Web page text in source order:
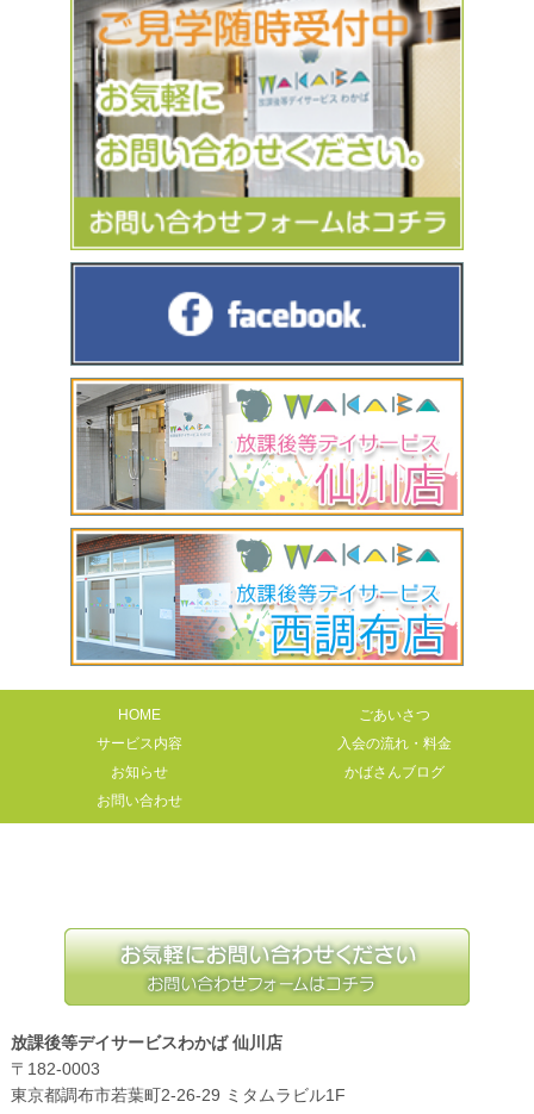
HOME
ごあいさつ
サービス内容
入会の流れ・料金
お知らせ
かばさんブログ
お問い合わせ
放課後等デイサービスわかば 仙川店
〒182-0003
東京都調布市若葉町2-26-29 ミタムラビル1F